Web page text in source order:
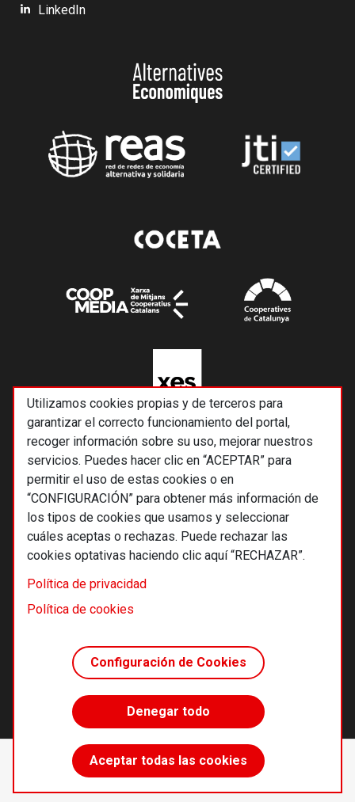
Utilizamos cookies propias y de terceros para
garantizar el correcto funcionamiento del portal,
recoger información sobre su uso, mejorar nuestros
servicios. Puedes hacer clic en “ACEPTAR” para
permitir el uso de estas cookies o en
“CONFIGURACIÓN” para obtener más información de
los tipos de cookies que usamos y seleccionar
cuáles aceptas o rechazas. Puede rechazar las
cookies optativas haciendo clic aquí “RECHAZAR”.
Política de privacidad
Política de cookies
Configuración de Cookies
Denegar todo
Aceptar todas las cookies
Accede sin límites
desde 55 €/año
Suscríbete
LinkedIn
© 2026 Alternativas económicas SCCL
Footer
Términos y condiciones de uso
Política de cookies
Principios editoriales